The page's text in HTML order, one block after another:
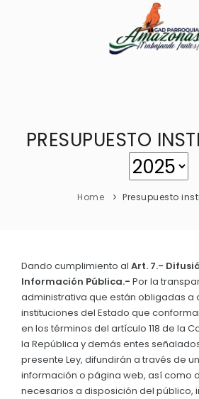
RESEÑA HISTÓRICA
Ubicación
Clima
GAD
NEW
GESTIÓN Y PRESUPUESTO
Sesiones Extraordinarias
Resoluciones
Convocatorias
GESTIÓN ADMINISTRATIVA
Plan de desarrollo y
CIUDADANÍA ACTIVA
Solicitud de acceso
TURISMO
PRESUPUESTO
Home Presupuesto
Dando cumplimiento al Art. 7.-
Información Pública.- Por la
administrativa que están obligadas a
instituciones del Estado que
en los términos del artículo 118 de la
la República y demás entes
presente Ley, difundirán a través de
información o página web, así como
necesarios a disposición del público,